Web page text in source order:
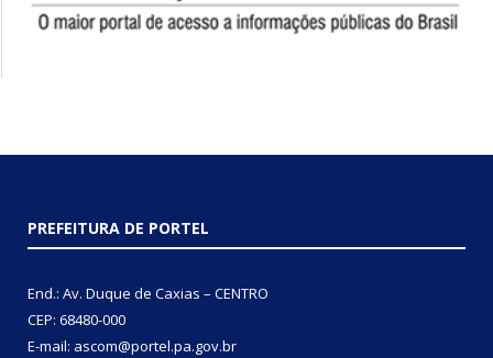
PREFEITURA DE PORTEL
End.: Av. Duque de Caxias – CENTRO
CEP: 68480-000
E-mail: ascom@portel.pa.gov.br